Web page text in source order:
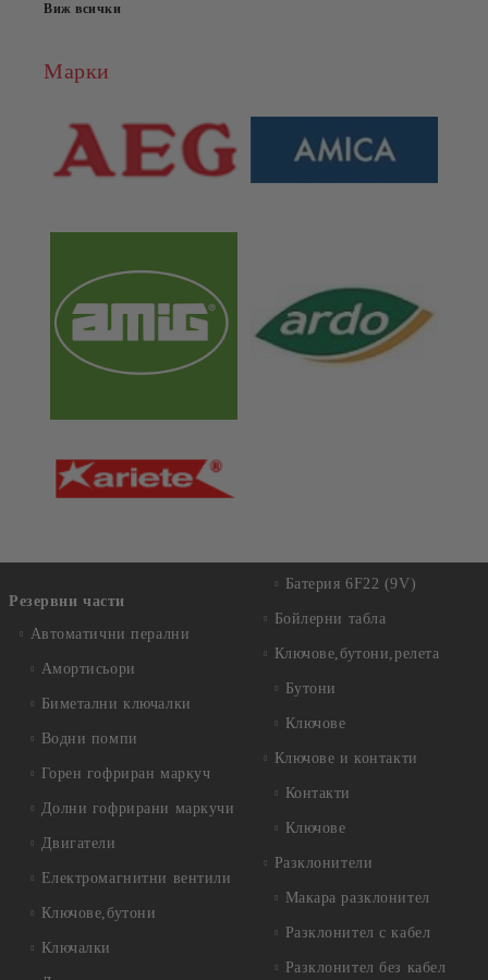
Виж всички
Марки
Резервни части
Автоматични перални
Амортисьори
Биметални ключалки
Водни помпи
Горен гофриран маркуч
Долни гофрирани маркучи
Двигатели
Електромагнитни вентили
Ключове,бутони
Ключалки
Батерия 6F22 (9V)
Бойлерни табла
Ключове,бутони,релета
Бутони
Ключове
Ключове и контакти
Контакти
Ключове
Разклонители
Макара разклонител
Разклонител с кабел
Разклонител без кабел